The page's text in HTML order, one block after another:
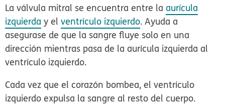
La válvula mitral se encuentra entre laaurícula
izquierda y elventrículo izquierdo. Ayuda a
asegurase de que la sangre fluye solo en una
dirección mientras pasa de la aurícula izquierda al
ventrículo izquierdo.
Cada vez que el corazón bombea, el ventrículo
izquierdo expulsa la sangre al resto del cuerpo.